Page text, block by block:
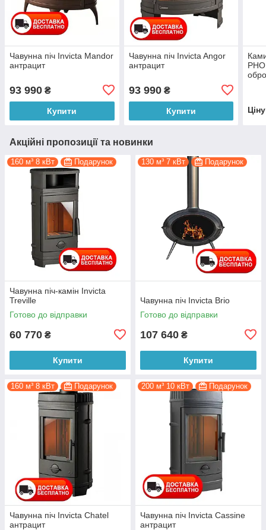
Чавунна піч Invicta Mandor
антрацит
93 990 ₴
Купити
Чавунна піч Invicta Angor
антрацит
93 990₴
Купити
Акційні пропозиції та новинки
160 м³ 8 кВт Подарунок
Чавунна піч-камін Invicta
Treville
Готово до відправки
60 770 ₴
Купити
130 м³ 7 кВт Подарунок
Чавунна піч Invicta Brio
Готово до відправки
107 640 ₴
Купити
160 м³ 8 кВт Подарунок
Чавунна піч Invicta Chatel
антрацит
200 м³ 10 кВт Подарунок
Чавунна піч Invicta Cassine
антрацит